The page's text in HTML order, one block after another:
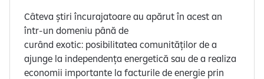
Câteva știri încurajatoare au apărut în acest an
într-un domeniu până de
curând exotic: posibilitatea comunităților de a
ajunge la independența energetică sau de a realiza
economii importante la facturile de energie prin